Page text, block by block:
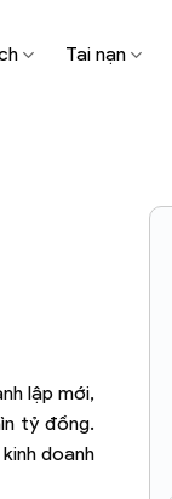
Tai nạn
lập mới,
tỷ đồng.
doanh